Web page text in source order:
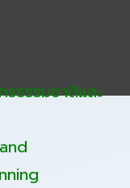
ธรรมชาติและ